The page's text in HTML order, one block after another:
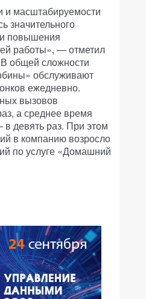
и масштабируемости
значительного
повышения
работы», — отметил
общей сложности
обслуживают
ежедневно.
вызовов
а среднее время
девять раз. При этом
в компанию возросло
по услуге «Домашний